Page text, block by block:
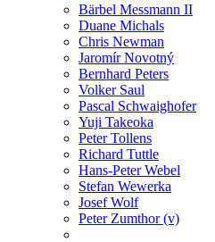
Bärbel Messmann II
Duane Michals
Chris Newman
Jaromír Novotný
Bernhard Peters
Volker Saul
Pascal Schwaighofer
Yuji Takeoka
Peter Tollens
Richard Tuttle
Hans-Peter Webel
Stefan Wewerka
Josef Wolf
Peter Zumthor (v)